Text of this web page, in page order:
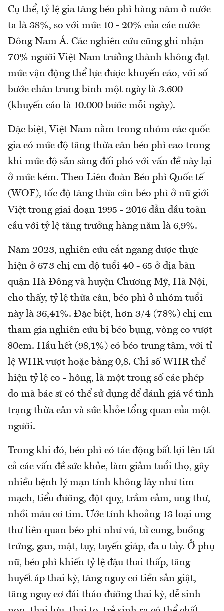
Cụ thể, tỷ lệ gia tăng béo phì hàng năm ở nước
ta là 38%, so với mức 10 - 20% của các nước
Đông Nam Á. Các nghiên cứu cũng ghi nhận
70% người Việt Nam trưởng thành không đạt
mức vận động thể lực được khuyến cáo, với số
bước chân trung bình một ngày là 3.600
(khuyến cáo là 10.000 bước mỗi ngày).
Đặc biệt, Việt Nam nằm trong nhóm các quốc
gia có mức độ tăng thừa cân béo phì cao trong
khi mức độ sẵn sàng đối phó với vấn đề này lại
ở mức kém. Theo Liên đoàn Béo phì Quốc tế
(WOF), tốc độ tăng thừa cân béo phì ở nữ giới
Việt trong giai đoạn 1995 - 2016 dẫn đầu toàn
cầu với tỷ lệ tăng trưởng hàng năm là 6,9%.
Năm 2023, nghiên cứu cắt ngang được thực
hiện ở 673 chị em độ tuổi 40 - 65 ở địa bàn
quận Hà Đông và huyện Chương Mỹ, Hà Nội,
cho thấy, tỷ lệ thừa cân, béo phì ở nhóm tuổi
này là 36,41%. Đặc biệt, hơn 3/4 (78%) chị em
tham gia nghiên cứu bị béo bụng, vòng eo vượt
80cm. Hầu hết (98,1%) có béo trung tâm, với tỉ
lệ WHR vượt hoặc bằng 0,8. Chỉ số WHR thể
hiện tỷ lệ eo - hông, là một trong số các phép
đo mà bác sĩ có thể sử dụng để đánh giá về tình
trạng thừa cân và sức khỏe tổng quan của một
người.
Trong khi đó, béo phì có tác động bất lợi lên tất
cả các vấn đề sức khỏe, làm giảm tuổi thọ, gây
nhiều bệnh lý mạn tính không lây như tim
mạch, tiểu đường, đột quỵ, trầm cảm, ung thư,
nhồi máu cơ tim. Ước tính khoảng 13 loại ung
thư liên quan béo phì như vú, tử cung, buồng
trứng, gan, mật, tụy, tuyến giáp, đa u tủy. Ở phụ
nữ, béo phì khiến tỷ lệ đậu thai thấp, tăng
huyết áp thai kỳ, tăng nguy cơ tiền sản giật,
tăng nguy cơ đái tháo đường thai kỳ, dễ sinh